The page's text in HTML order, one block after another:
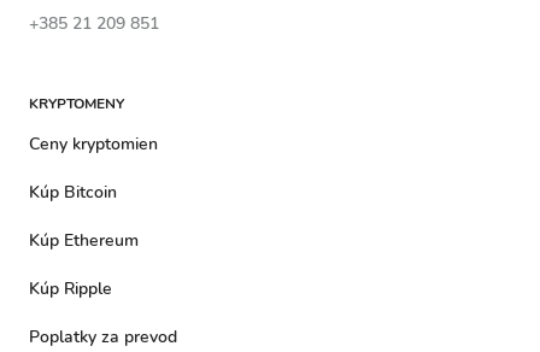
+385 21 209 851
KRYPTOMENY
Ceny kryptomien
Kúp Bitcoin
Kúp Ethereum
Kúp Ripple
Poplatky za prevod